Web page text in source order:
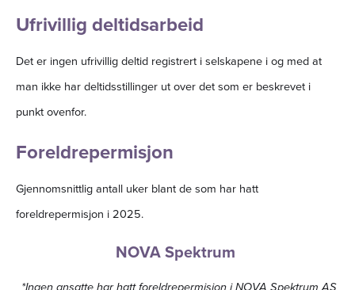
Ufrivillig deltidsarbeid
Det er ingen ufrivillig deltid registrert i selskapene i og med at
man ikke har deltidsstillinger ut over det som er beskrevet i
punkt ovenfor.
Foreldrepermisjon
Gjennomsnittlig antall uker blant de som har hatt
foreldrepermisjon i 2025.
NOVA Spektrum